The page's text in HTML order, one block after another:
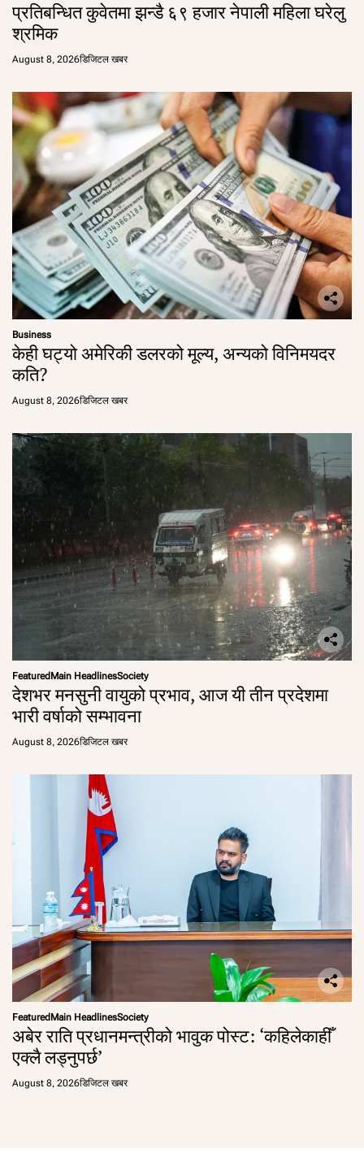
प्रतिबन्धित कुवेतमा झन्डै ६९ हजार नेपाली महिला घरेलु
श्रमिक
August 8, 2026डिजिटल खबर
Business
केही घट्यो अमेरिकी डलरको मूल्य, अन्यको विनिमयदर
कति?
August 8, 2026डिजिटल खबर
FeaturedMain HeadlinesSociety
देशभर मनसुनी वायुको प्रभाव, आज यी तीन प्रदेशमा
भारी वर्षाको सम्भावना
August 8, 2026डिजिटल खबर
FeaturedMain HeadlinesSociety
अबेर राति प्रधानमन्त्रीको भावुक पोस्ट: ‘कहिलेकाहीँ
एक्लै लड्नुपर्छ’
August 8, 2026डिजिटल खबर